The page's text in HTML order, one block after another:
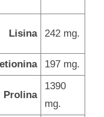
Lisina 242 mg.
197 mg.
Prolina
1390
mg.